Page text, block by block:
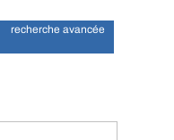
recherche avancée